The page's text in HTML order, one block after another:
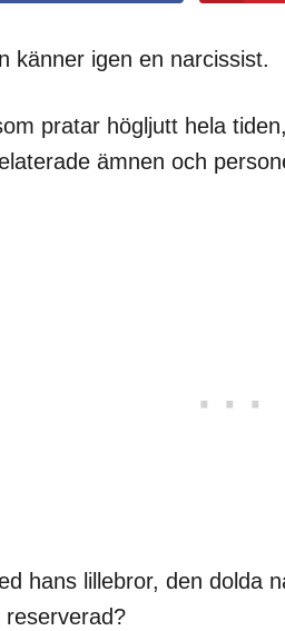
känner igen en narcissist.
pratar högljutt hela
ämnen och
hans lillebror, den dolda